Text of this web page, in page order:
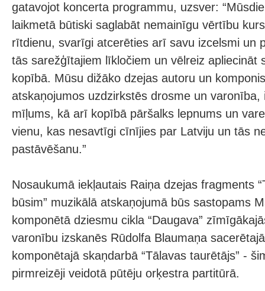
gatavojot koncerta programmu, uzsver:
laikmetā būtiski saglabāt nemainīgu vērtību
rītdienu, svarīgi atcerēties arī savu izcelsmi un
tās sarežģītajiem līkločiem un vēlreiz apliecināt
kopībā. Mūsu dižāko dzejas autoru un
atskaņojumos uzdzirkstēs drosme un varonība,
mīļums, kā arī kopībā pāršalks lepnums un
vienu, kas nesavtīgi cīnījies par Latviju un tās
pastāvēšanu.”
Nosaukumā iekļautais Raiņa dzejas fragments
būsim” muzikālā atskaņojumā būs sastopams
komponētā dziesmu cikla “Daugava”
varonību izskanēs Rūdolfa Blaumaņa
komponētajā skaņdarbā “Tālavas taurētājs” -
pirmreizēji veidotā pūtēju orķestra partitūrā.